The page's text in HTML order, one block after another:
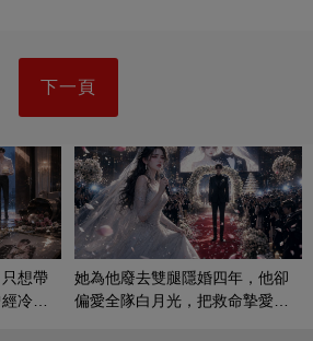
下一頁
想帶
冷漠
她為他廢去雙腿隱婚四年，他卻
偏愛全隊白月光，把救命摯愛當